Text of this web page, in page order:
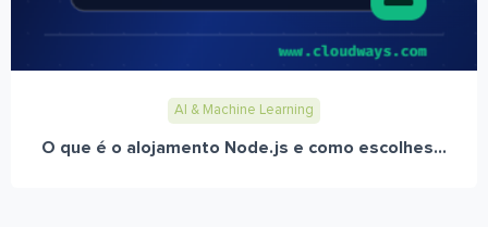
AI & Machine Learning
O que é o alojamento Node.js e como escolhes...